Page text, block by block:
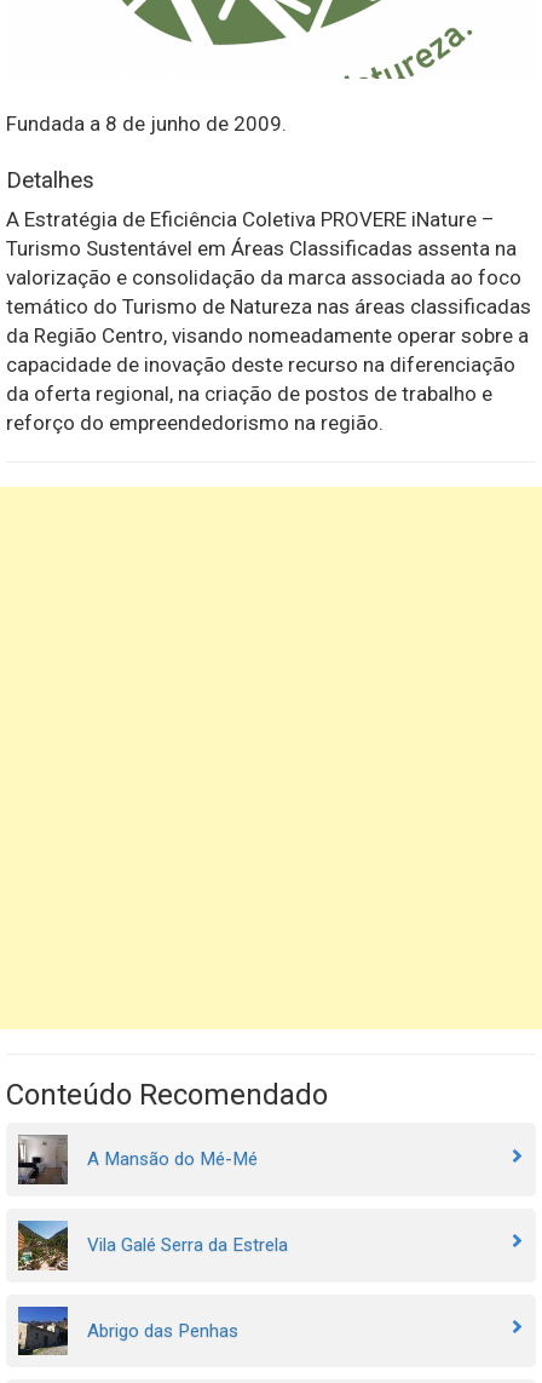
Fundada a 8 de junho de 2009.
Detalhes
A Estratégia de Eficiência Coletiva PROVERE iNature –
Turismo Sustentável em Áreas Classificadas assenta na
valorização e consolidação da marca associada ao foco
temático do Turismo de Natureza nas áreas classificadas
da Região Centro, visando nomeadamente operar sobre a
capacidade de inovação deste recurso na diferenciação
da oferta regional, na criação de postos de trabalho e
reforço do empreendedorismo na região.
Conteúdo Recomendado
A Mansão do Mé-Mé
Vila Galé Serra da Estrela
Abrigo das Penhas